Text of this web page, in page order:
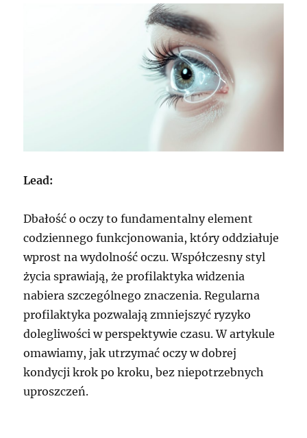
Lead:
Dbałość o oczy to fundamentalny element
codziennego funkcjonowania, który oddziałuje
wprost na wydolność oczu. Współczesny styl
życia sprawiają, że profilaktyka widzenia
nabiera szczególnego znaczenia. Regularna
profilaktyka pozwalają zmniejszyć ryzyko
dolegliwości w perspektywie czasu. W artykule
omawiamy, jak utrzymać oczy w dobrej
kondycji krok po kroku, bez niepotrzebnych
uproszczeń.